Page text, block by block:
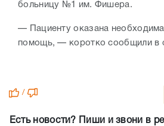
больницу №1 им. Фишера.
— Пациенту оказана
помощь, — коротко сообщили в
/
Есть новости? Пиши и звони в